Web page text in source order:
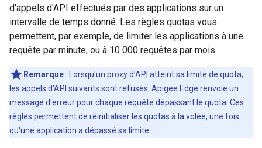
d'appels d'API effectués par des applications sur un
intervalle de temps donné. Les règles quotas vous
permettent, par exemple, de limiter les applications à une
requête par minute, ou à 10 000 requêtes par mois.
Remarque : Lorsqu'un proxy d'API atteint sa limite de quota,
les appels d'API suivants sont refusés. Apigee Edge renvoie un
message d'erreur pour chaque requête dépassant le quota. Ces
règles permettent de réinitialiser les quotas à la volée, une fois
qu'une application a dépassé sa limite.